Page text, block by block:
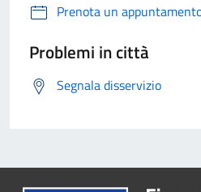
Prenota un
Problemi in città
Segnala disservizio